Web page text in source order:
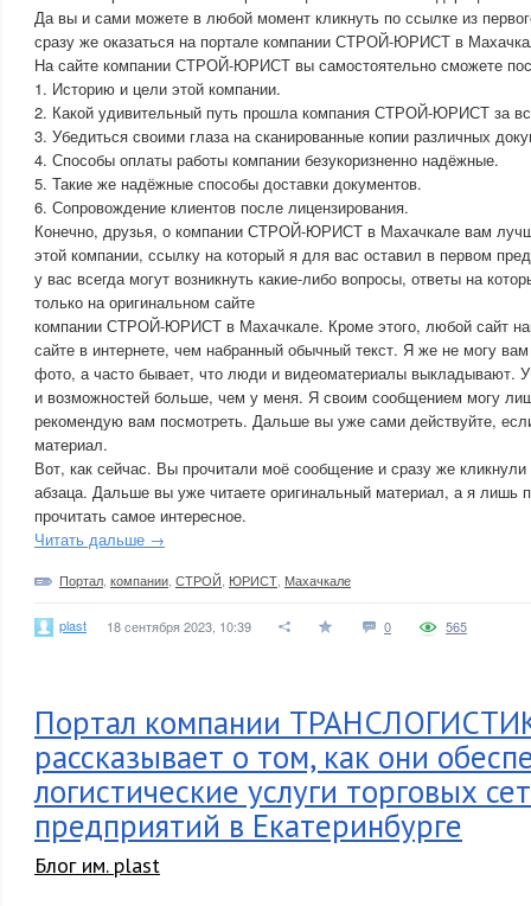
Да вы и сами можете в любой момент кликнуть по ссылке из
сразу же оказаться на портале компании СТРОЙ-ЮРИСТ в
На сайте компании СТРОЙ-ЮРИСТ вы самостоятельно сможете
1. Историю и цели этой компании.
2. Какой удивительный путь прошла компания СТРОЙ-ЮРИСТ за
3. Убедиться своими глаза на сканированные копии различных
4. Способы оплаты работы компании безукоризненно надёжные.
5. Такие же надёжные способы доставки документов.
6. Сопровождение клиентов после лицензирования.
Конечно, друзья, о компании СТРОЙ-ЮРИСТ в Махачкале вам
этой компании, ссылку на который я для вас оставил в первом
у вас всегда могут возникнуть какие-либо вопросы, ответы на
только на оригинальном сайте
компании СТРОЙ-ЮРИСТ в Махачкале. Кроме этого, любой сайт
сайте в интернете, чем набранный обычный текст. Я же не могу
фото, а часто бывает, что люди и видеоматериалы выкладывают. У
и возможностей больше, чем у меня. Я своим сообщением могу
рекомендую вам посмотреть. Дальше вы уже сами действуйте,
материал.
Вот, как сейчас. Вы прочитали моё сообщение и сразу же кликнули
абзаца. Дальше вы уже читаете оригинальный материал, а я лишь
прочитать самое интересное.
Читать дальше →
Портал компании СТРОЙ ЮРИСТ Махачкале
plast 18 сентября 2023, 10:39 0 565
Портал компании
рассказывает о том, как они
логистические услуги торговых
предприятий в Екатеринбурге
Блог им. plast